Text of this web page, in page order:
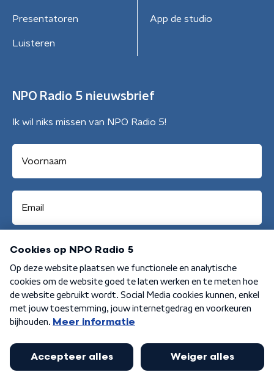
Presentatoren
Luisteren
App de studio
NPO Radio 5 nieuwsbrief
Ik wil niks missen van NPO Radio 5!
Aanmelden
Algemene voorwaarden